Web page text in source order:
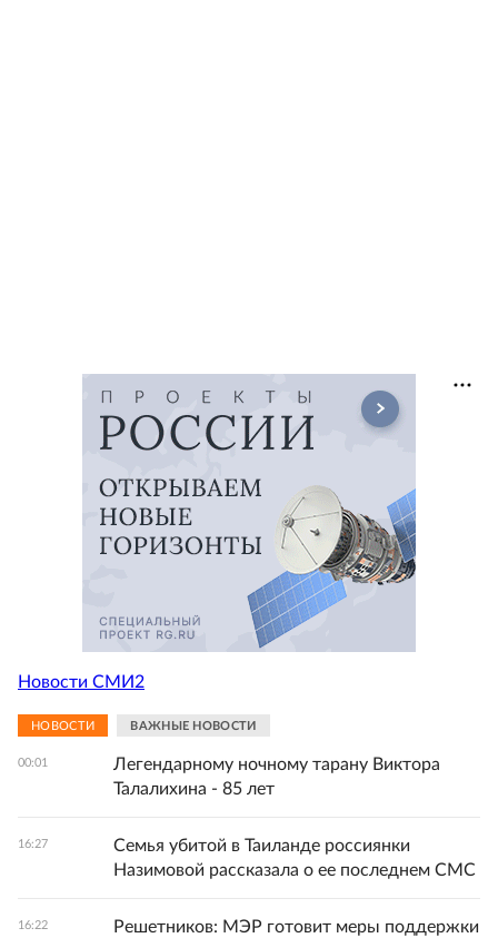
Новости СМИ2
НОВОСТИ ВАЖНЫЕ НОВОСТИ
00:01
Легендарному ночному тарану Виктора
Талалихина - 85 лет
16:27
Семья убитой в Таиланде россиянки
Назимовой рассказала о ее последнем СМС
16:22
Решетников: МЭР готовит меры поддержки